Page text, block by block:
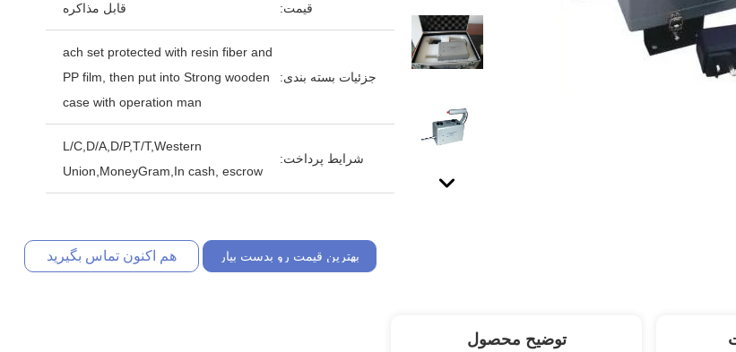
قیمت: قابل مذاکره
جزئیات بسته بندی:
ach set protected with resin fiber and
PP film, then put into Strong wooden
case with operation man
شرایط پرداخت:
L/C,D/A,D/P,T/T,Western
Union,MoneyGram,In cash, escrow
بهترین قیمت رو بدست بیار هم اکنون تماس بگیرید
توضیح محصول